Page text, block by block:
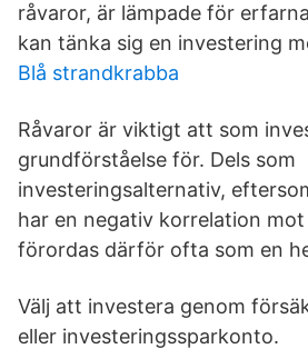
råvaror, är lämpade för
kan tänka sig en investering
Blå strandkrabba
Råvaror är viktigt att som
grundförståelse för. Dels som
investeringsalternativ,
har en negativ korrelation
förordas därför ofta som en
Välj att investera genom
eller investeringssparkonto.